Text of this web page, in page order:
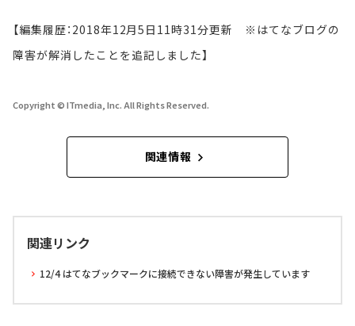
【編集履歴：2018年12月5日11時31分更新 ※はてなブログの
障害が解消したことを追記しました】
Copyright © ITmedia, Inc. All Rights Reserved.
関連情報
関連リンク
12/4 はてなブックマークに接続できない障害が発生しています